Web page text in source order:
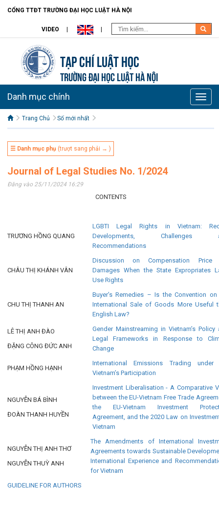
CỔNG TTĐT TRƯỜNG ĐẠI HỌC LUẬT HÀ NỘI
VIDEO
Tạp chí Luật học
TRƯỜNG ĐẠI HỌC LUẬT HÀ NỘI
Toggle
Danh mục chính
Trang Chủ Số mới nhất
☰ Danh mục phụ (trượt sang phải → )
Journal of Legal Studies No. 1/2024
Đăng vào 25/11/2024 16:29
CONTENTS
TRƯƠNG HỒNG QUANG
LGBTI Legal Rights in Vietnam:
Developments, Challenges
Recommendations
CHÂU THỊ KHÁNH VÂN
Discussion on Compensation Price
Damages When the State Expropriates
Use Rights
CHU THỊ THANH AN
Buyer’s Remedies – Is the Convention on
International Sale of Goods More Useful
English Law?
LÊ THỊ ANH ĐÀO
ĐẶNG CÔNG ĐỨC ANH
Gender Mainstreaming in Vietnam’s Policy
Legal Frameworks in Response to
Change
PHẠM HỒNG HẠNH
International Emissions Trading
Vietnam’s Participation
NGUYỄN BÁ BÌNH
ĐOÀN THANH HUYỀN
Investment Liberalisation - A Comparative
between the EU-Vietnam Free Trade
the EU-Vietnam Investment
Agreement, and the 2020 Law on
Vietnam
NGUYỄN THỊ ANH THƠ
NGUYỄN THUỲ ANH
The Amendments of International
Agreements towards Sustainable
International Experience and
for Vietnam
GUIDELINE FOR AUTHORS